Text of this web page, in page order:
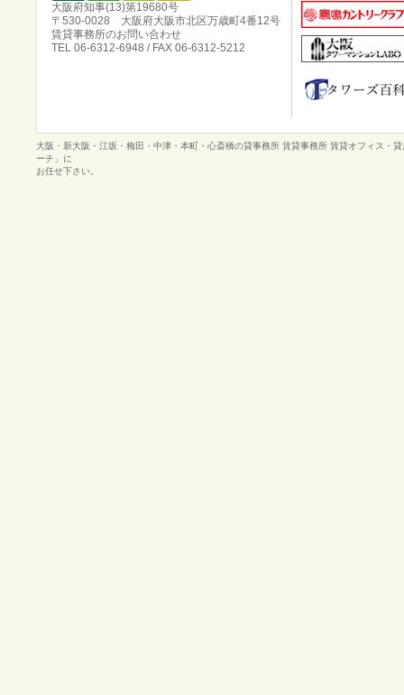
大阪府知事(13)第19680号
〒530-0028 大阪府大阪市北区万歳町4番12号
賃貸事務所のお問い合わせ
TEL 06-6312-6948 / FAX 06-6312-5212
大阪・新大阪・江坂・梅田・中津・本町・心斎橋の貸事務所 賃貸事務所 賃貸オフィス・
ーチ」に
お任せ下さい。